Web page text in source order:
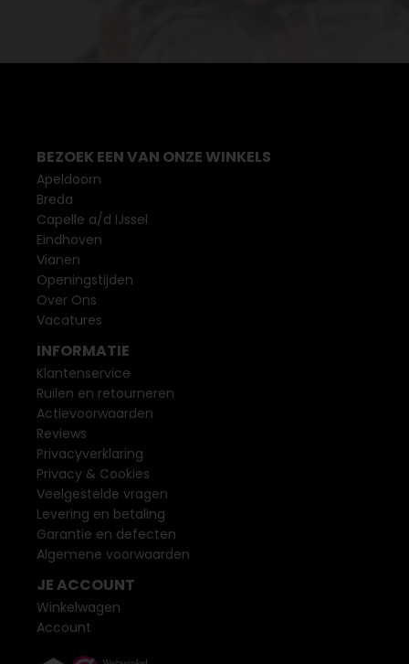
BEZOEK EEN VAN ONZE WINKELS
Apeldoorn
Breda
Capelle a/d IJssel
Eindhoven
Vianen
Openingstijden
Over Ons
Vacatures
INFORMATIE
Klantenservice
Ruilen en retourneren
Actievoorwaarden
Reviews
Privacyverklaring
Privacy & Cookies
Veelgestelde vragen
Levering en betaling
Garantie en defecten
Algemene voorwaarden
JE ACCOUNT
Winkelwagen
Account